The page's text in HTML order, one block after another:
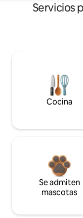
Servicios
Cocina
Se admiten
mascotas